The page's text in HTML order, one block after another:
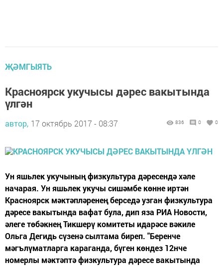
ҖӘМГЫЯТЬ
Красноярск укучысы дәрес вакытында
үлгән
автор, 17 октябрь 2017 - 08:37 836 0 0
Ун яшьлек укучының физкультура дәресендә хәле
начарая. Ун яшьлек укучы сишәмбе көнне иртән
Красноярск мәктәпләренең берседә узган физкультура
дәресе вакытында вафат була, дип яза РИА Новости,
әлеге төбәкнең Тикшерү комитеты идарәсе вәкиле
Ольга Дегидь сүзенә сылтама биреп. "Беренче
мәгълүматларга караганда, бүген көндез 12нче
номерлы мәктәптә физкультура дәресе вакытында